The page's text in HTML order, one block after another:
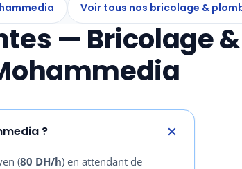
Voir tous nos bricolage &
— Bricolage
?
(80 DH/h) en attendant de